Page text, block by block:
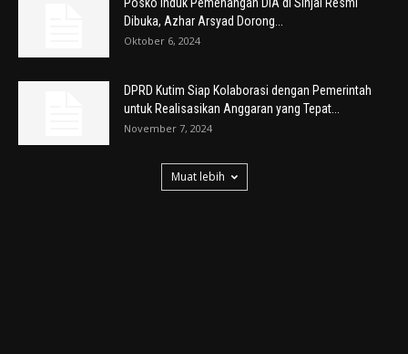
Dibuka, Azhar Arsyad Dorong...
Oktober 6, 2024
DPRD Kutim Siap Kolaborasi dengan Pemerintah
untuk Realisasikan Anggaran yang Tepat...
November 7, 2024
Muat lebih